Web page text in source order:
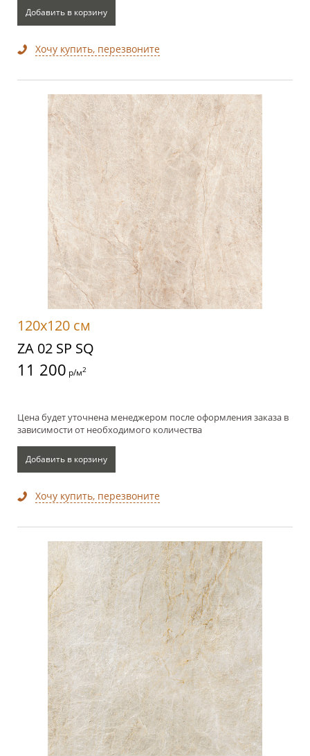
Добавить в корзину
Хочу купить, перезвоните
120x120 см
ZA 02 SP SQ
11 200 р/м2
Цена будет уточнена менеджером после оформления заказа в
зависимости от необходимого количества
Добавить в корзину
Хочу купить, перезвоните